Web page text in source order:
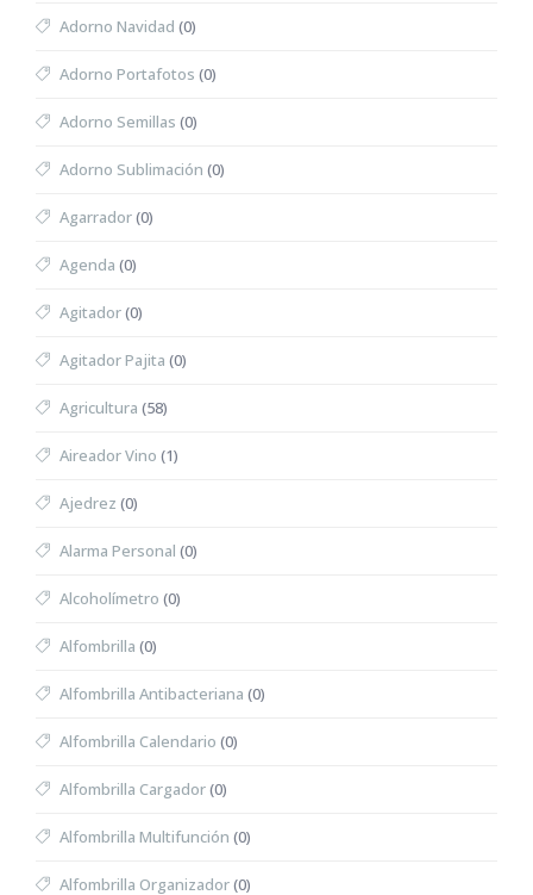
Adorno Navidad (0)
Adorno Portafotos (0)
Adorno Semillas (0)
Adorno Sublimación (0)
Agarrador(0)
Agenda (0)
Agitador(0)
Agitador Pajita (0)
Agricultura (58)
Aireador Vino (1)
Ajedrez (0)
Alarma Personal (0)
Alcoholímetro (0)
Alfombrilla (0)
Alfombrilla Antibacteriana (0)
Alfombrilla Calendario (0)
Alfombrilla Cargador(0)
Alfombrilla Multifunción (0)
Alfombrilla Organizador(0)